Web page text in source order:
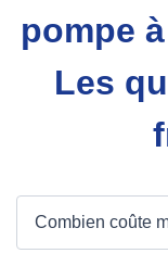
pompe
Les
Combien coûte